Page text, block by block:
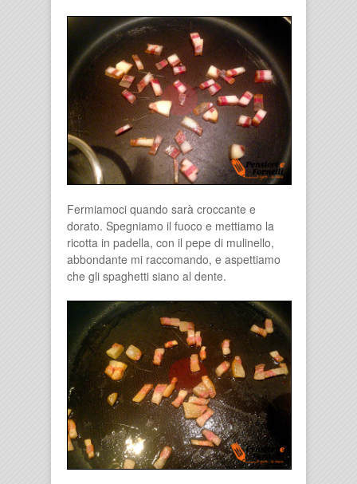
Fermiamoci quando sarà croccante e
dorato. Spegniamo il fuoco e mettiamo la
ricotta in padella, con il pepe di mulinello,
abbondante mi raccomando, e aspettiamo
che gli spaghetti siano al dente.